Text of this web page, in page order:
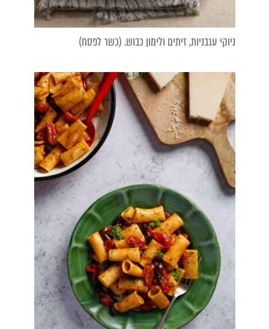
ניוקי עגבניות, זיתים ולימון כבוש. (כשר לפסח)